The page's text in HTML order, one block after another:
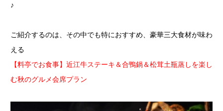
♪
ご紹介するのは、その中でも特におすすめ、豪華三大食材が味わ
える
【料亭でお食事】近江牛ステーキ＆合鴨鍋＆松茸土瓶蒸しを楽し
む秋のグルメ会席プラン